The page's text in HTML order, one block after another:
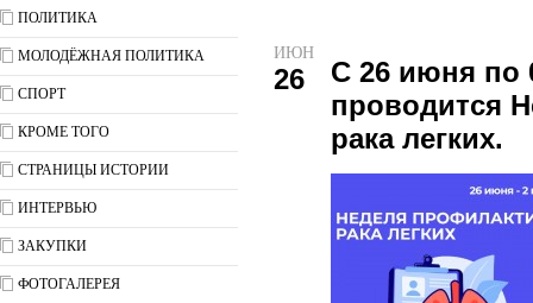
ПОЛИТИКА
МОЛОДЁЖНАЯ ПОЛИТИКА
СПОРТ
КРОМЕ ТОГО
СТРАНИЦЫ ИСТОРИИ
ИНТЕРВЬЮ
ЗАКУПКИ
ФОТОГАЛЕРЕЯ
ИЮН
26
С 26 июня по
проводится
рака легких.